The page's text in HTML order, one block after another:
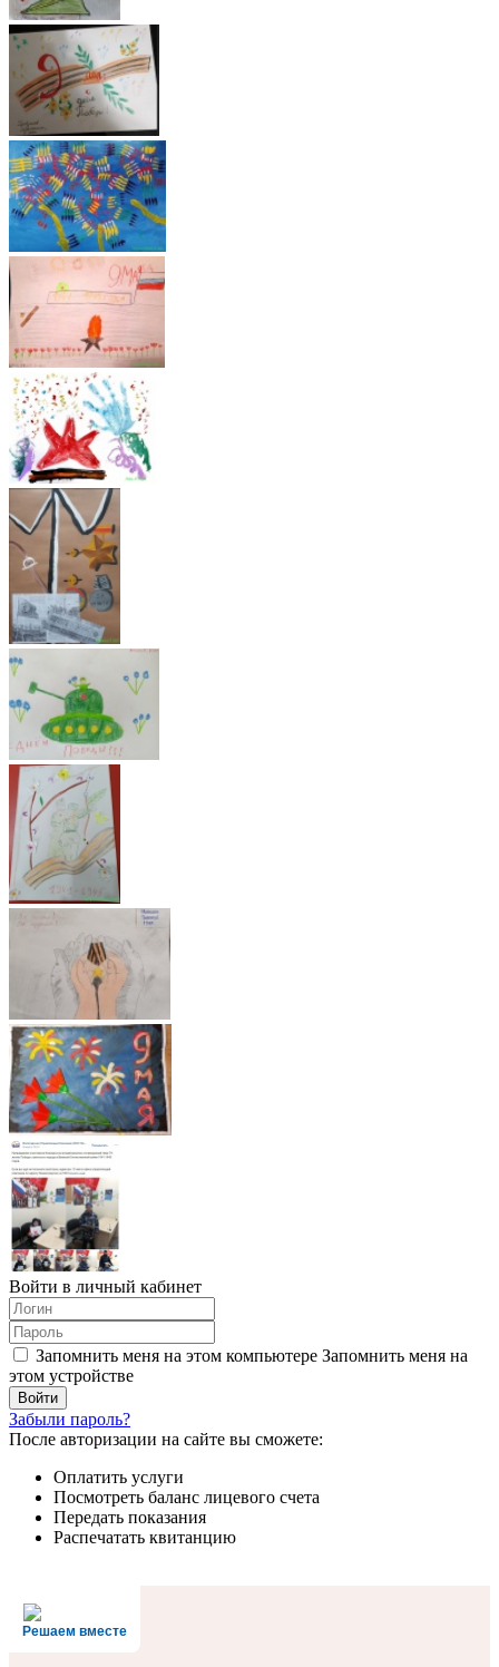
Войти в личный кабинет
Запомнить меня на этом компьютере Запомнить меня на
этом устройстве
Забыли пароль?
После авторизации на сайте вы сможете:
Оплатить услуги
Посмотреть баланс лицевого счета
Передать показания
Распечатать квитанцию
Решаем вместе